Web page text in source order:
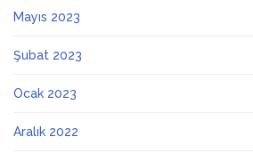
Mayıs 2023
Şubat 2023
Ocak 2023
Aralık 2022